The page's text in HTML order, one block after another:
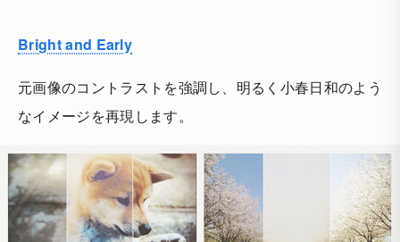
Bright and Early
元画像のコントラストを強調し、明るく小春日和のよう
なイメージを再現します。